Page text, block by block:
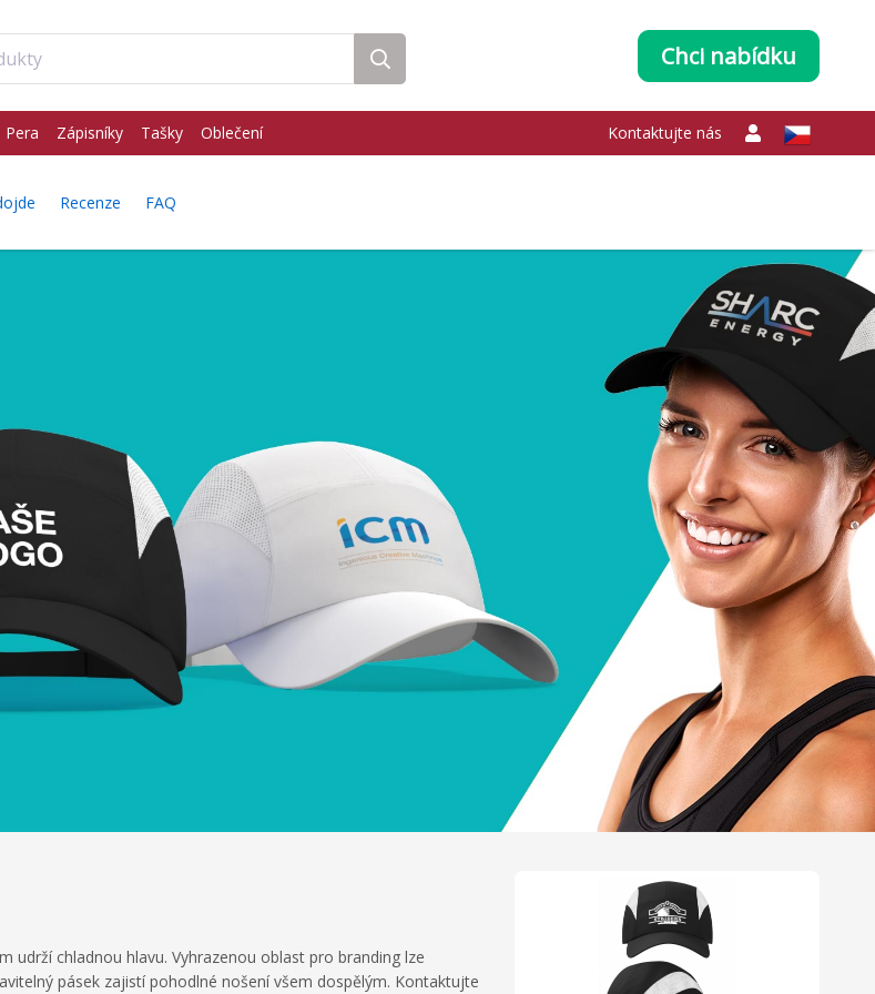
Chci nabídku
Pera Zápisníky Tašky Oblečení Kontaktujte nás
Recenze FAQ
chladnou hlavu. Vyhrazenou oblast pro branding lze
pásek zajistí pohodlné nošení všem dospělým. Kontaktujte